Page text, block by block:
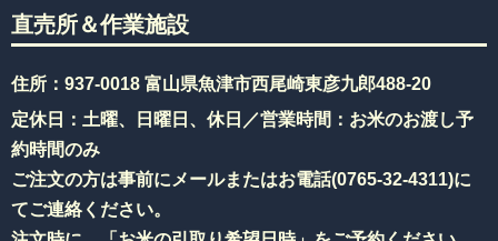
直売所＆作業施設
住所：937-0018 富山県魚津市西尾崎東彦九郎488-20
定休日：土曜、日曜日、休日／営業時間：お米のお渡し予
約時間のみ
ご注文の方は事前にメールまたはお電話(0765-32-4311)に
てご連絡ください。